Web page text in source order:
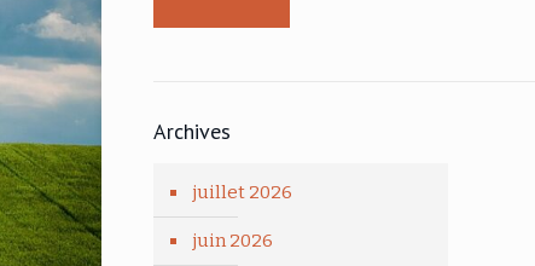
Archives
juillet 2026
juin 2026